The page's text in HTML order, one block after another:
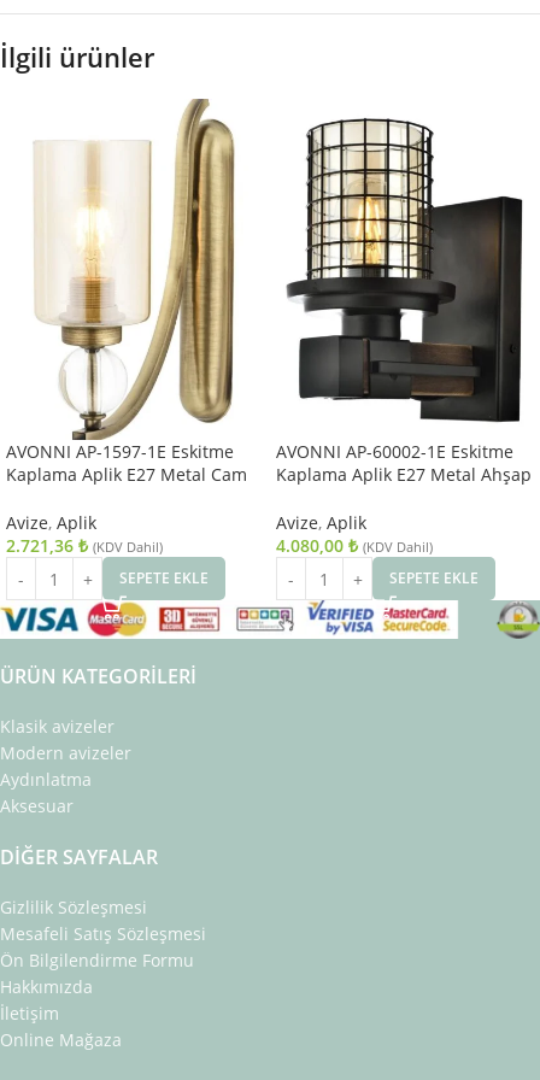
İlgili ürünler
AVONNI AP-1597-1E Eskitme
Kaplama Aplik E27 Metal Cam
Avize, Aplik
2.721,36 ₺ (KDV Dahil)
SEPETE EKLE
AVONNI AP-60002-1E Eskitme
Kaplama Aplik E27 Metal Ahşap
Avize, Aplik
4.080,00 ₺ (KDV Dahil)
SEPETE EKLE
ÜRÜN KATEGORILERI
Klasik avizeler
Modern avizeler
Aydınlatma
Aksesuar
DIĞER SAYFALAR
Gizlilik Sözleşmesi
Mesafeli Satış Sözleşmesi
Ön Bilgilendirme Formu
Hakkımızda
İletişim
Online Mağaza